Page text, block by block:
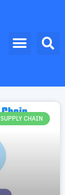
SUPPLY CHAIN